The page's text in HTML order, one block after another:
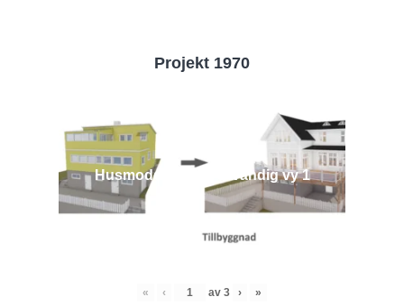
Projekt 1970
Husmodell 1970 - Utvändig vy 1
« ‹ av 3 › »